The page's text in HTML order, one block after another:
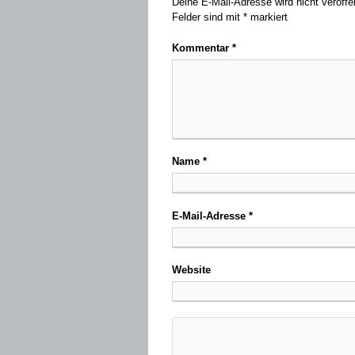
Felder sind mit * markiert
Kommentar *
Name *
E-Mail-Adresse *
Website